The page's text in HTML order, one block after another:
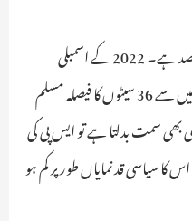
یوپی میں مسلم ووٹروں کا حصہ 19.26 فیصد ہے۔ 2022 کے اسمبلی
انتخابات میں سماج وادی پارٹی کی 111 میں سے 36 سیٹوں کا فیصلہ مسلم
سمت بدلتا ہے تو ایس پی کی
اس کا سیاسی قد نمایاں طور پر کم ہو